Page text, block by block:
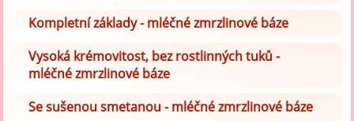
Kompletní základy - mléčné zmrzlinové báze
Vysoká krémovitost, bez rostlinných tuků -
mléčné zmrzlinové báze
Se sušenou smetanou - mléčné zmrzlinové báze